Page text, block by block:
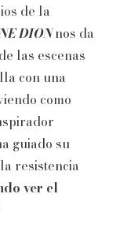
de la
DIONnos da
las escenas
con una
como
guiado su
resistencia
ver el